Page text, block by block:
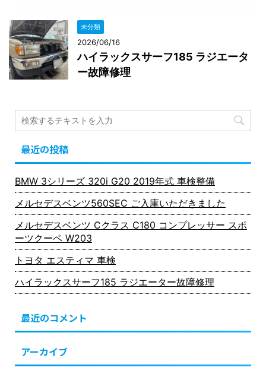
未分類
2026/06/16
ハイラックスサーフ185 ラジエータ
ー故障修理
最近の投稿
BMW 3シリーズ 320i G20 2019年式 車検整備
メルセデスベンツ560SEC ご入庫いただきました
メルセデスベンツ Cクラス C180 コンプレッサー スポ
ーツクーペ W203
トヨタ エスティマ 車検
ハイラックスサーフ185 ラジエーター故障修理
最近のコメント
アーカイブ